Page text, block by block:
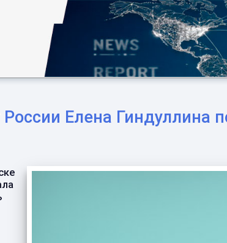
Елена Гиндуллина